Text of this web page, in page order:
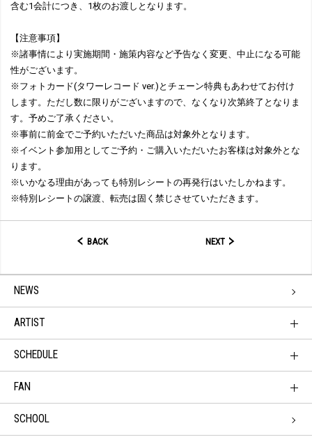
含む1会計につき、1枚のお渡しとなります。
【注意事項】
※諸事情により実施期間・施策内容など予告なく変更、中止になる可能
性がございます。
※フォトカード(タワーレコード ver.)とチェーン特典もあわせてお付け
します。ただし数に限りがございますので、なくなり次第終了となりま
す。予めご了承ください。
※事前に前金でご予約いただいた商品は対象外となります。
※イベント参加用としてご予約・ご購入いただいたお客様は対象外とな
ります。
※いかなる理由があっても特別レシートの再発行はいたしかねます。
※特別レシートの譲渡、転売は固く禁じさせていただきます。
BACK NEXT
NEWS
ARTIST
SCHEDULE
FAN
SCHOOL